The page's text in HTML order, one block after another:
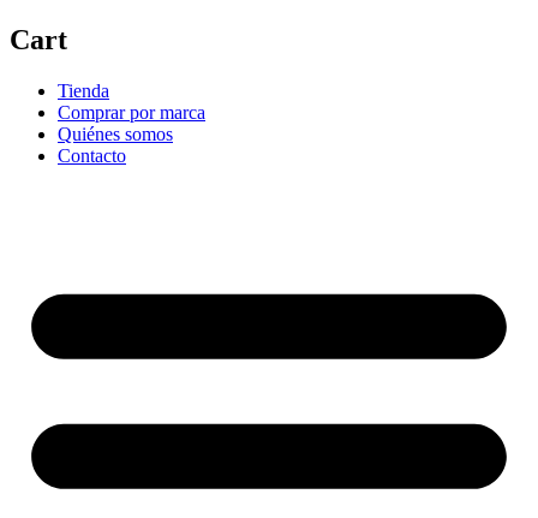
Cart
Tienda
Comprar por marca
Quiénes somos
Contacto